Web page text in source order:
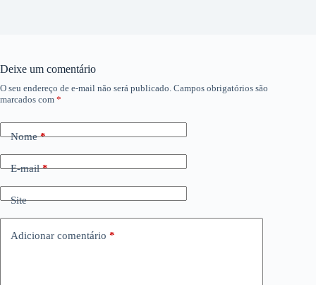
Deixe um comentário
O seu endereço de e-mail não será publicado. Campos obrigatórios são
marcados com *
Nome*
E-mail*
Site
Adicionar comentário *